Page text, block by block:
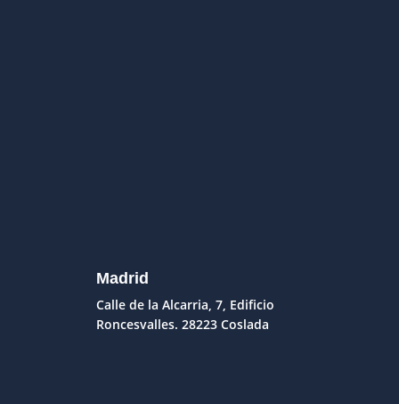
Madrid
Calle de la Alcarria, 7, Edificio
Roncesvalles. 28223 Coslada